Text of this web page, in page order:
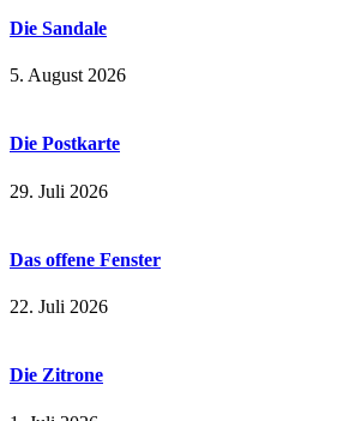
Die Sandale
5. August 2026
Die Postkarte
29. Juli 2026
Das offene Fenster
22. Juli 2026
Die Zitrone